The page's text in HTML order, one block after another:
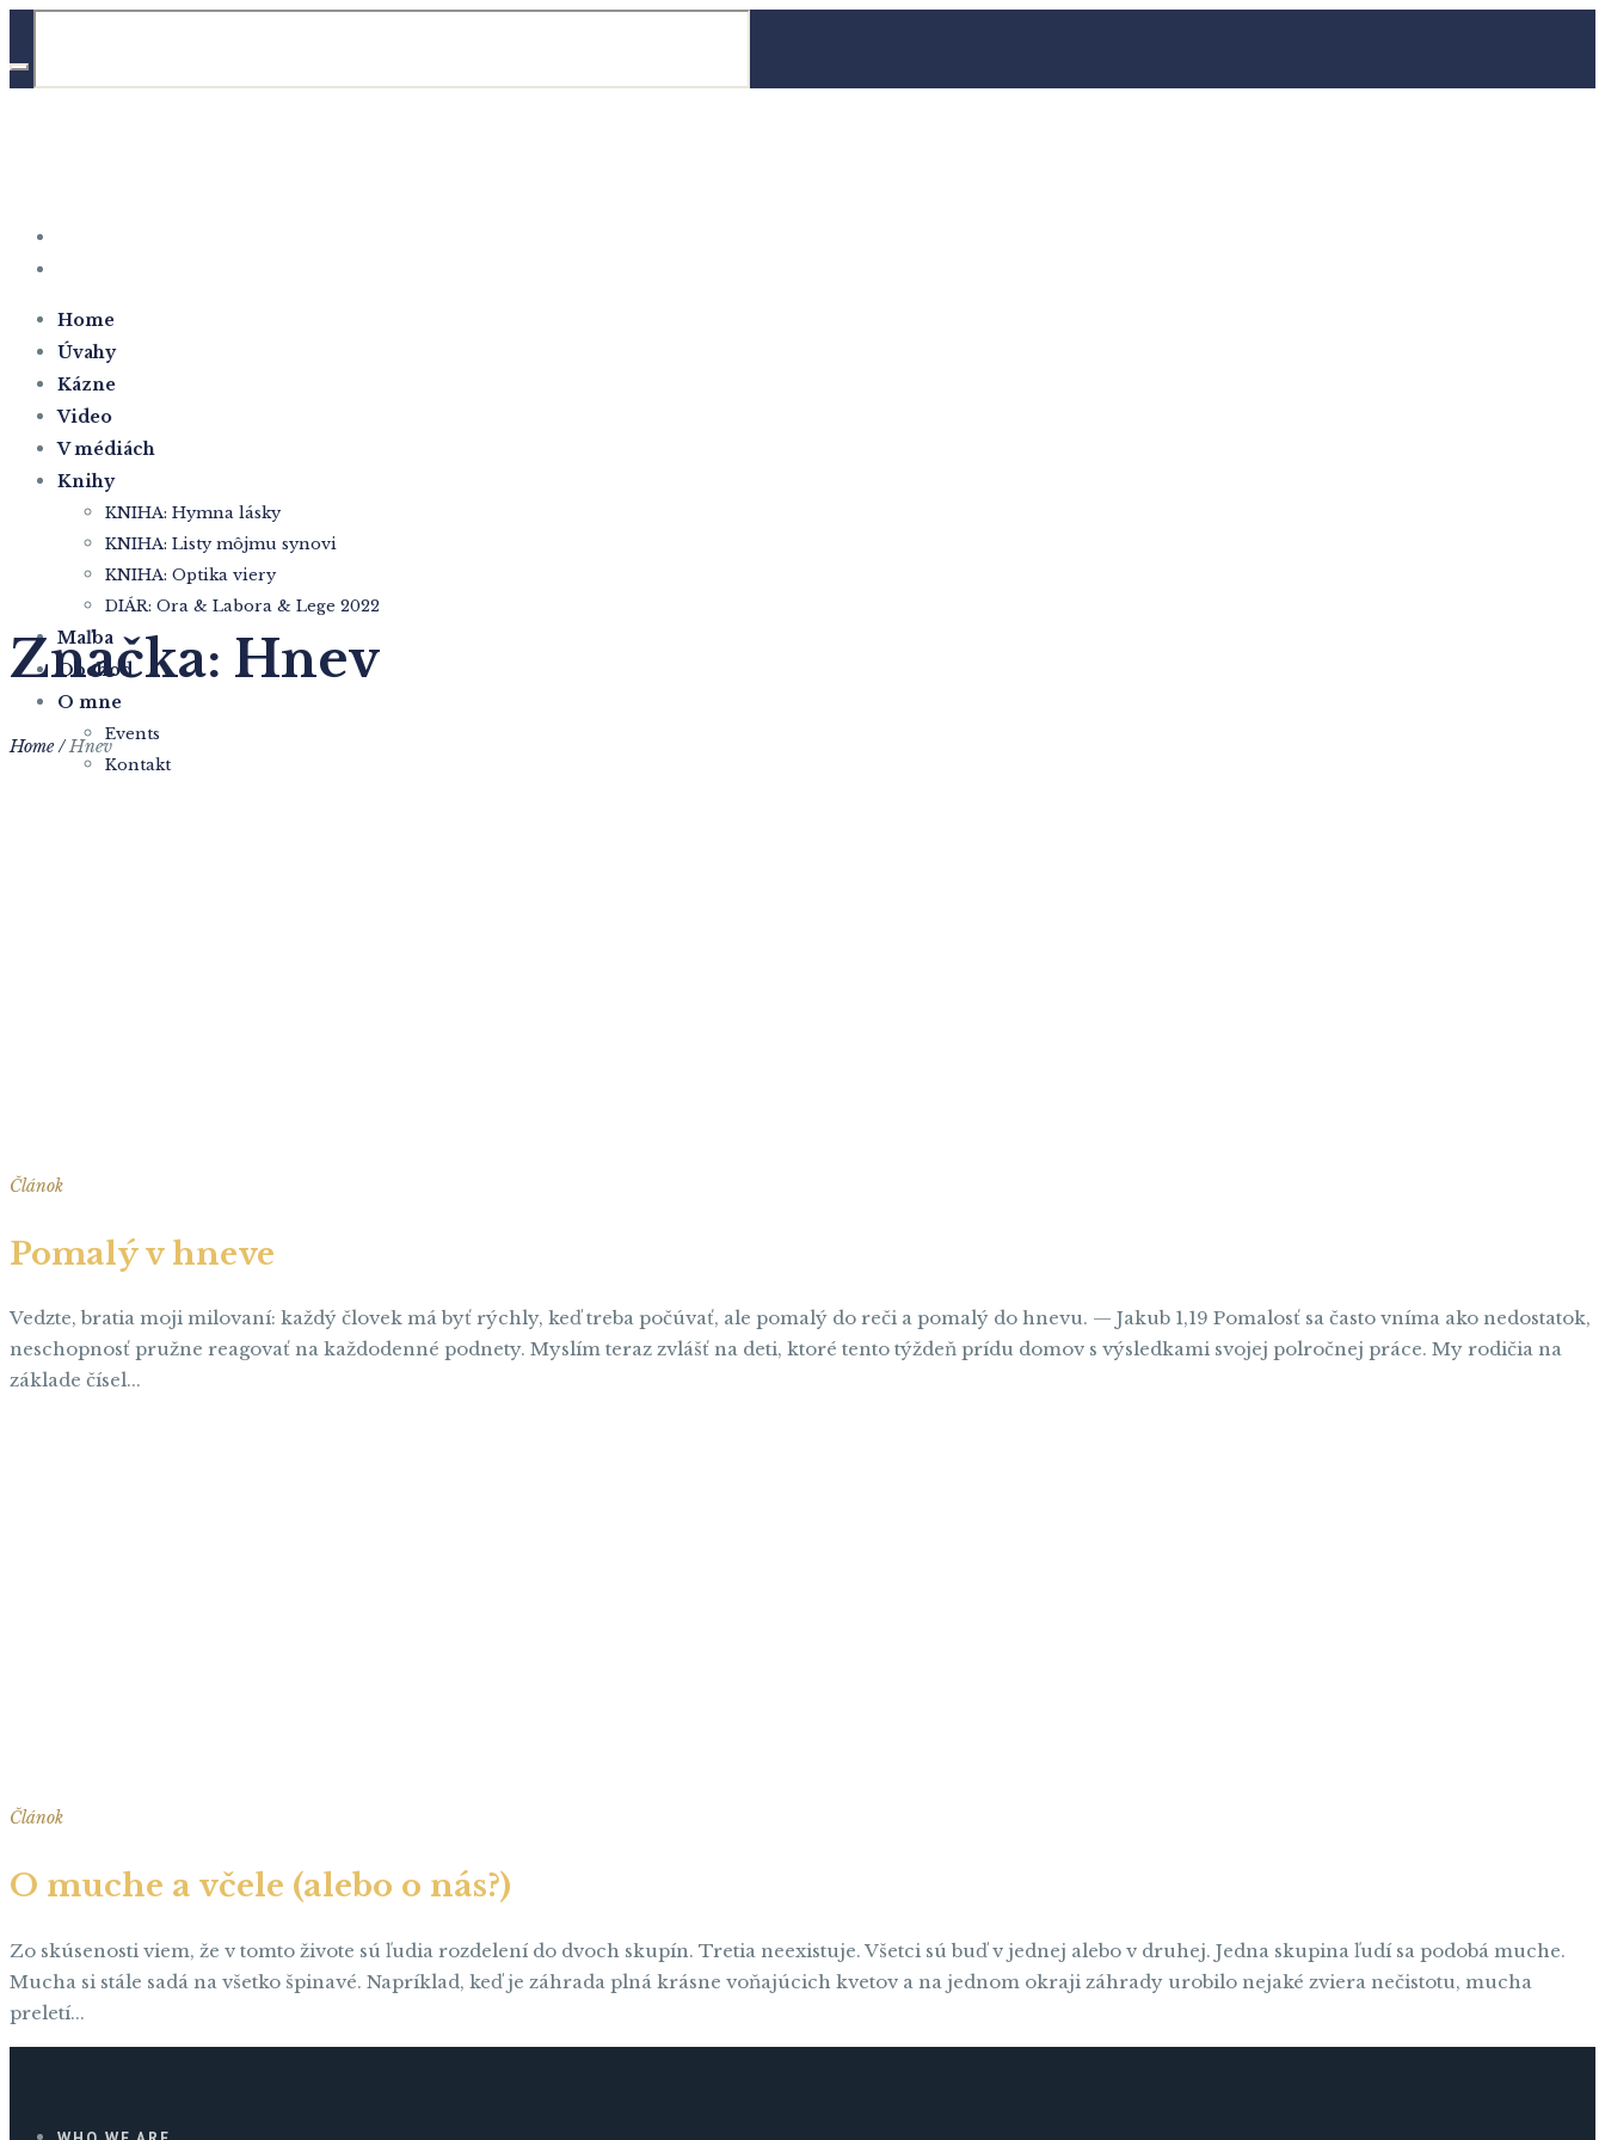
Home
Úvahy
Kázne
Video
V médiách
Knihy
KNIHA: Hymna lásky
KNIHA: Listy môjmu synovi
KNIHA: Optika viery
DIÁR: Ora & Labora & Lege 2022
Maľba
Obchod
O mne
Events
Kontakt
Značka: Hnev
Home /Hnev
Článok
Pomalý v hneve
Vedzte, bratia moji milovaní: každý človek má byť rýchly, keď treba počúvať, ale pomalý do reči a pomalý do hnevu. — Jakub 1,19 Pomalosť sa často vníma ako nedostatok,
neschopnosť pružne reagovať na každodenné podnety. Myslím teraz zvlášť na deti, ktoré tento týždeň prídu domov s výsledkami svojej polročnej práce. My rodičia na
základe čísel...
Článok
O muche a včele (alebo o nás?)
Zo skúsenosti viem, že v tomto živote sú ľudia rozdelení do dvoch skupín. Tretia neexistuje. Všetci sú buď v jednej alebo v druhej. Jedna skupina ľudí sa podobá muche.
Mucha si stále sadá na všetko špinavé. Napríklad, keď je záhrada plná krásne voňajúcich kvetov a na jednom okraji záhrady urobilo nejaké zviera nečistotu, mucha
preletí...